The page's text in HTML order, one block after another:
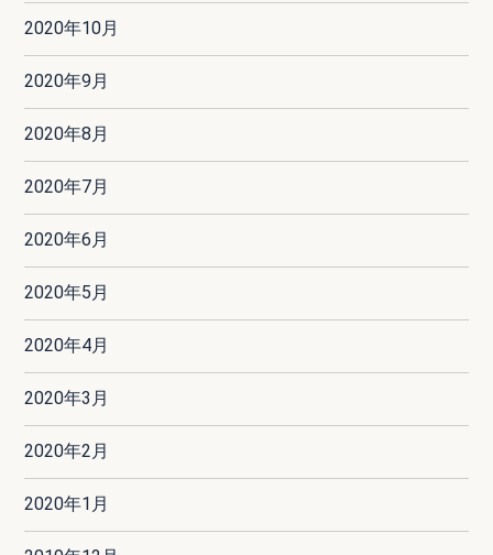
2020年10月
2020年9月
2020年8月
2020年7月
2020年6月
2020年5月
2020年4月
2020年3月
2020年2月
2020年1月